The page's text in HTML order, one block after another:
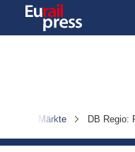
& Märkte DB Regio: